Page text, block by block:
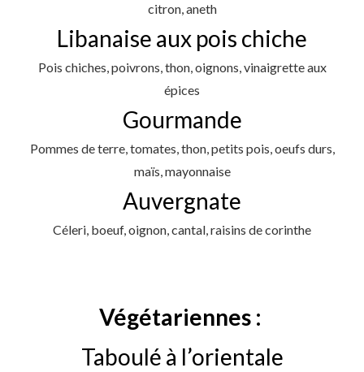
citron, aneth
Libanaise aux pois chiche
Pois chiches, poivrons, thon, oignons, vinaigrette aux
épices
Gourmande
Pommes de terre, tomates, thon, petits pois, oeufs durs,
maïs, mayonnaise
Auvergnate
Céleri, boeuf, oignon, cantal, raisins de corinthe
Végétariennes :
Taboulé à l’orientale